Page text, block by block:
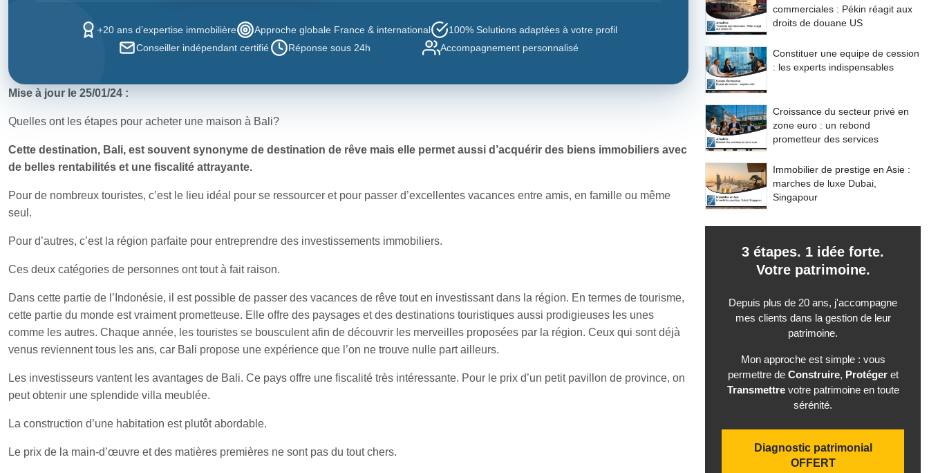
+20 ans d’expertise immobilière Approche globale France & international
100% Solutions adaptées à votre profil
Conseiller indépendant certifié
Réponse sous 24h Accompagnement personnalisé
Mise à jour le 25/01/24 :
Quelles ont les étapes pour acheter une maison à Bali?
Cette destination, Bali, est souvent synonyme de destination de rêve mais elle permet aussi d’acquérir des biens immobiliers avec
de belles rentabilités et une fiscalité attrayante.
Pour de nombreux touristes, c’est le lieu idéal pour se ressourcer et pour passer d’excellentes vacances entre amis, en famille ou même
seul.
Pour d’autres, c’est la région parfaite pour entreprendre des investissements immobiliers.
Ces deux catégories de personnes ont tout à fait raison.
Dans cette partie de l’Indonésie, il est possible de passer des vacances de rêve tout en investissant dans la région. En termes de tourisme,
cette partie du monde est vraiment prometteuse. Elle offre des paysages et des destinations touristiques aussi prodigieuses les unes
comme les autres. Chaque année, les touristes se bousculent afin de découvrir les merveilles proposées par la région. Ceux qui sont déjà
venus reviennent tous les ans, car Bali propose une expérience que l’on ne trouve nulle part ailleurs.
Les investisseurs vantent les avantages de Bali. Ce pays offre une fiscalité très intéressante. Pour le prix d’un petit pavillon de province, on
peut obtenir une splendide villa meublée.
La construction d’une habitation est plutôt abordable.
Le prix de la main-d’œuvre et des matières premières ne sont pas du tout chers.
commerciales : Pékin réagit aux
droits de douane US
Constituer une equipe de cession
: les experts indispensables
Croissance du secteur privé en
zone euro : un rebond
prometteur des services
Immobilier de prestige en Asie :
marches de luxe Dubai,
Singapour
3 étapes. 1 idée forte.
Votre patrimoine.
Depuis plus de 20 ans, j'accompagne
mes clients dans la gestion de leur
patrimoine.
Mon approche est simple : vous
permettre de Construire, Protégeret
Transmettrevotre patrimoine en toute
sérénité.
Diagnostic patrimonial
OFFERT